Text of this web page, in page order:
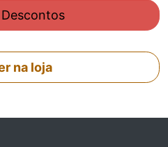
na loja